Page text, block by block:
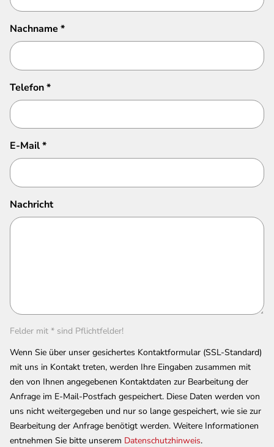
Nachname *
Telefon*
E-Mail*
Nachricht
Felder mit * sind Pflichtfelder!
Wenn Sie über unser gesichertes Kontaktformular (SSL-Standard)
mit uns in Kontakt treten, werden Ihre Eingaben zusammen mit
den von Ihnen angegebenen Kontaktdaten zur Bearbeitung der
Anfrage im E-Mail-Postfach gespeichert. Diese Daten werden von
uns nicht weitergegeben und nur so lange gespeichert, wie sie zur
Bearbeitung der Anfrage benötigt werden. Weitere Informationen
entnehmen Sie bitte unserem Datenschutzhinweis.